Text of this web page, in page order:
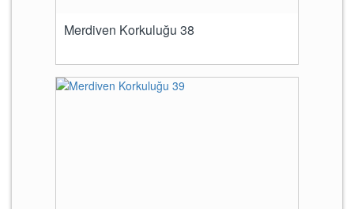
Merdiven Korkuluğu 38